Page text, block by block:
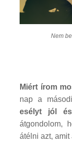
Nem
Miért írom
nap a
esélyt jól
átgondolom,
átélni azt, amit